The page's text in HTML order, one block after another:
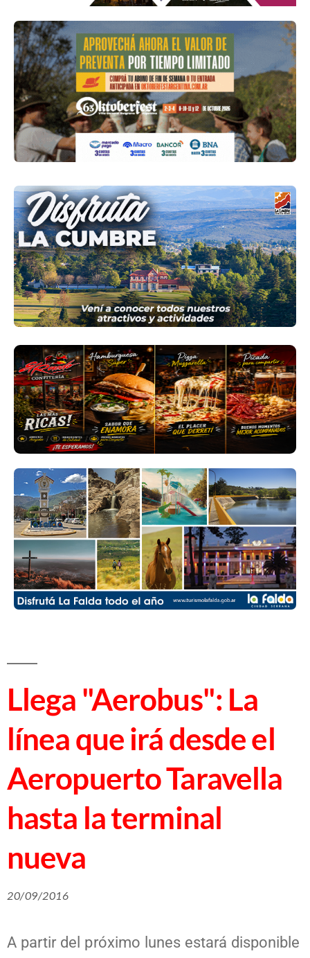
Llega "Aerobus": La
línea que irá desde el
Aeropuerto Taravella
hasta la terminal
nueva
20/09/2016
A partir del próximo lunes estará disponible